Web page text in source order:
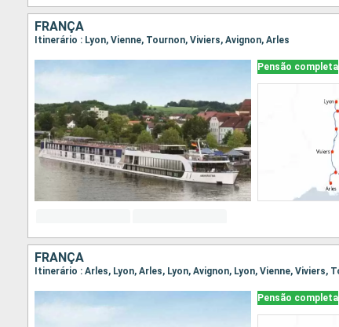
FRANÇA
Itinerário : Lyon, Vienne, Tournon, Viviers, Avignon, Arles
Pensão completa
FRANÇA
Pensão completa